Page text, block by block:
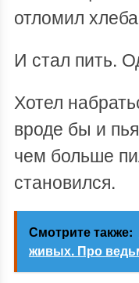
отломил
И стал пить.
Хотел
вроде бы и
чем больше
становился.
Смотрите также:
живых. Про